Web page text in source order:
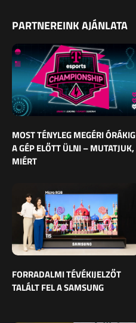
PARTNEREINK AJÁNLATA
MOST TÉNYLEG MEGÉRI ÓRÁKIG
A GÉP ELŐTT ÜLNI – MUTATJUK,
MIÉRT
FORRADALMI TÉVÉKIJELZŐT
TALÁLT FEL A SAMSUNG